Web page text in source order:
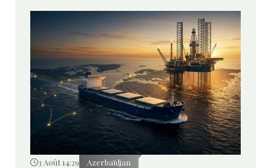
3 Août 14:29 Azerbaïdjan